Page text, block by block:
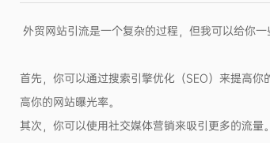
外贸网站引流是一个复杂的过程，但我可以给你一
首先，你可以通过搜索引擎优化（SEO）来提高
高你的网站曝光率。
其次，你可以使用社交媒体营销来吸引更多的流量